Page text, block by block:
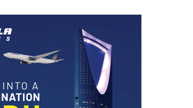
মার্শাল আর্ট ক্লাব কাপে ‘জুসা মার্শাল
আর্ট’ এর সাফল্য, শ্রীমঙ্গলের আয়াত ও
আইরাহ ঝুলিতে ৪ পদক